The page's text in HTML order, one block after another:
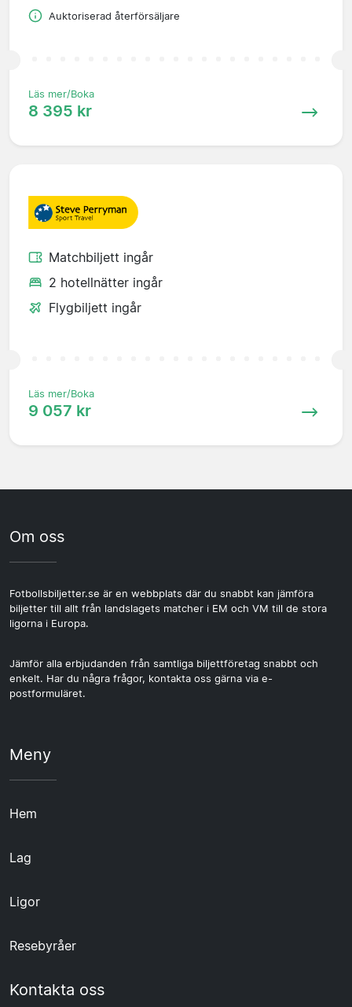
Auktoriserad återförsäljare
Läs mer/Boka
8 395 kr
Matchbiljett ingår
2 hotellnätter ingår
Flygbiljett ingår
Läs mer/Boka
9 057 kr
Om oss
Fotbollsbiljetter.se är en webbplats där du snabbt kan jämföra
biljetter till allt från landslagets matcher i EM och VM till de stora
ligorna i Europa.
Jämför alla erbjudanden från samtliga biljettföretag snabbt och
enkelt. Har du några frågor, kontakta oss gärna via e-
postformuläret.
Meny
Hem
Lag
Ligor
Resebyråer
Kontakta oss